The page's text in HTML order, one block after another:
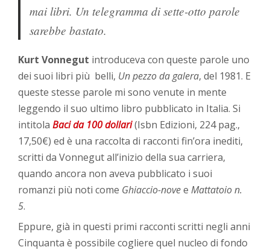
mai libri. Un telegramma di sette-otto parole
sarebbe bastato.
Kurt Vonnegut introduceva con queste parole uno
dei suoi libri più belli, Un pezzo da galera, del 1981. E
queste stesse parole mi sono venute in mente
leggendo il suo ultimo libro pubblicato in Italia. Si
intitolaBaci da 100 dollari(Isbn Edizioni, 224 pag.,
17,50€) ed è una raccolta di racconti fin’ora inediti,
scritti da Vonnegut all’inizio della sua carriera,
quando ancora non aveva pubblicato i suoi
romanzi più noti come Ghiaccio-noveeMattatoio n.
5.
Eppure, già in questi primi racconti scritti negli anni
Cinquanta è possibile cogliere quel nucleo di fondo